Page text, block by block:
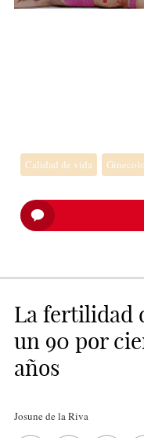
Calidad de vida
La fertilidad
un 90 por
años
Josune de la Riva